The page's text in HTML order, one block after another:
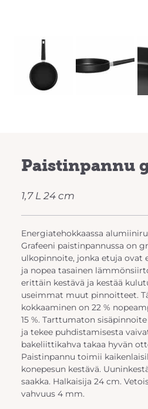
Paistinpannu
1,7 L 24 cm
Energiatehokkaassa
Grafeeni paistinpannussa on
ulkopinnoite, jonka etuja ovat
ja nopea tasainen
erittäin kestävä ja kestää
useimmat muut pinnoitteet.
kokkaaminen on 22 %
15 %. Tarttumaton
ja tekee puhdistamisesta
bakeliittikahva takaa hyvän
Paistinpannu toimii
konepesun kestävä.
saakka. Halkaisija 24 cm.
vahvuus 4 mm.